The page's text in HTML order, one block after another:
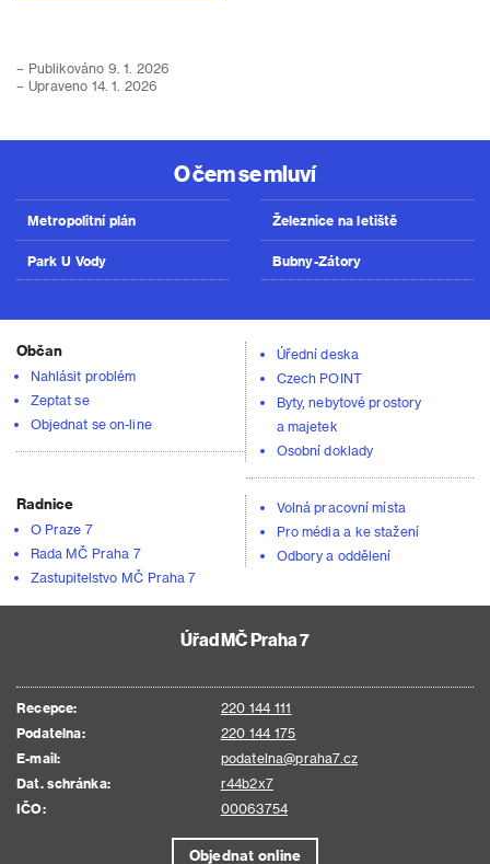
– Publikováno 9. 1. 2026
– Upraveno 14. 1. 2026
O čem se mluví
Metropolitní plán
Park U Vody
Železnice na letiště
Bubny-Zátory
Občan
Nahlásit problém
Zeptat se
Objednat se on-line
Úřední deska
Czech POINT
Byty, nebytové prostory
a majetek
Osobní doklady
Radnice
O Praze 7
Rada MČ Praha 7
Zastupitelstvo MČ Praha 7
Volná pracovní místa
Pro média a ke stažení
Odbory a oddělení
Úřad MČ Praha 7
Recepce:
220 144 111
Podatelna:
220 144 175
E-mail:
podatelna@praha7.cz
Dat. schránka:
r44b2x7
IČO:
00063754
Objednat online